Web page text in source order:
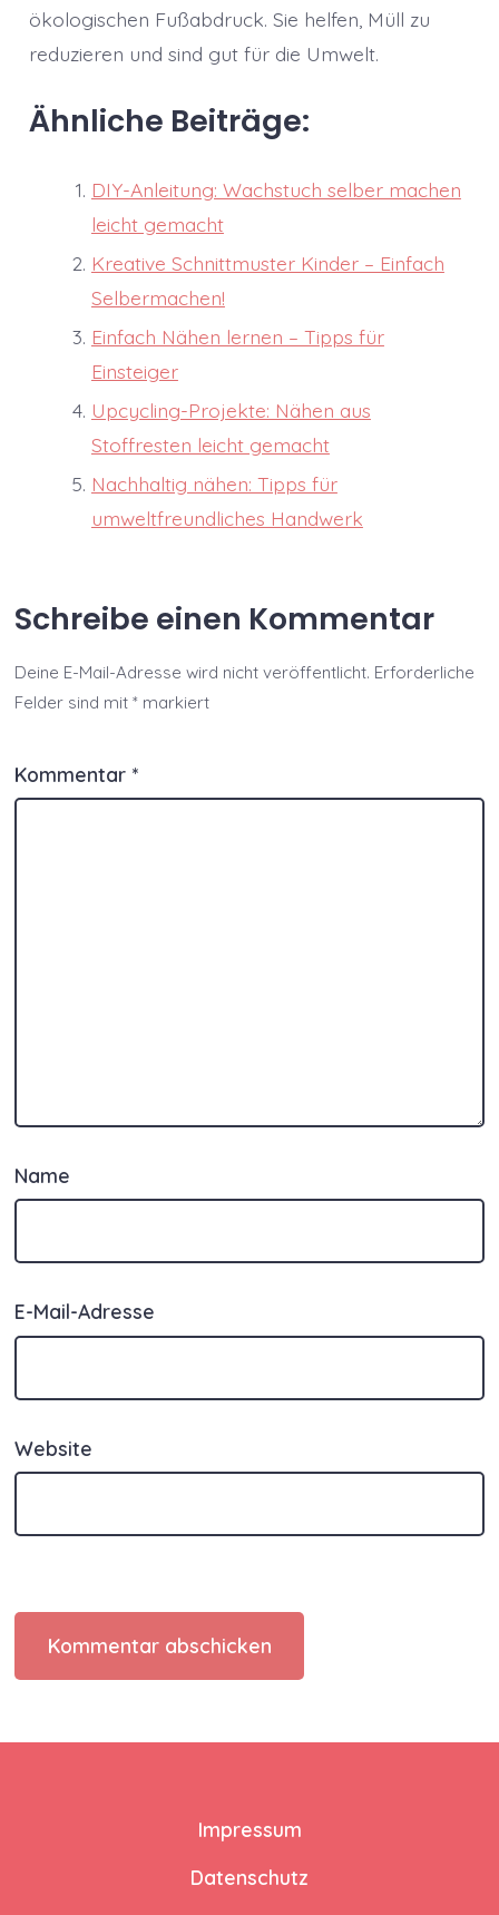
ökologischen Fußabdruck. Sie helfen, Müll zu
reduzieren und sind gut für die Umwelt.
Ähnliche Beiträge:
DIY-Anleitung: Wachstuch selber machen
leicht gemacht
Kreative Schnittmuster Kinder – Einfach
Selbermachen!
Einfach Nähen lernen – Tipps für
Einsteiger
Upcycling-Projekte: Nähen aus
Stoffresten leicht gemacht
Nachhaltig nähen: Tipps für
umweltfreundliches Handwerk
Schreibe einen Kommentar
Deine E-Mail-Adresse wird nicht veröffentlicht. Erforderliche
Felder sind mit *markiert
Kommentar *
Name
E-Mail-Adresse
Website
Impressum
Datenschutz